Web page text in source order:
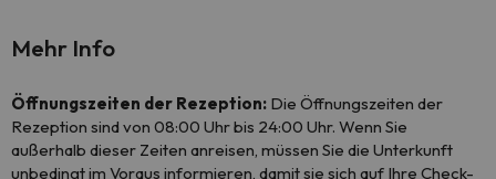
Mehr Info
Öffnungszeiten der Rezeption: Die Öffnungszeiten der
Rezeption sind von 08:00 Uhr bis 24:00 Uhr. Wenn Sie
außerhalb dieser Zeiten anreisen, müssen Sie die Unterkunft
unbedingt im Voraus informieren, damit sie sich auf Ihre Check-